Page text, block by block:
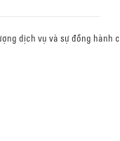
dịch vụ và sự đồng hành